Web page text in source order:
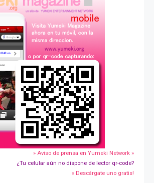
» Aviso de prensa en Yumeki Network »
¿Tu celular aún no dispone de lector qr-code?
» Descárgate uno gratis!